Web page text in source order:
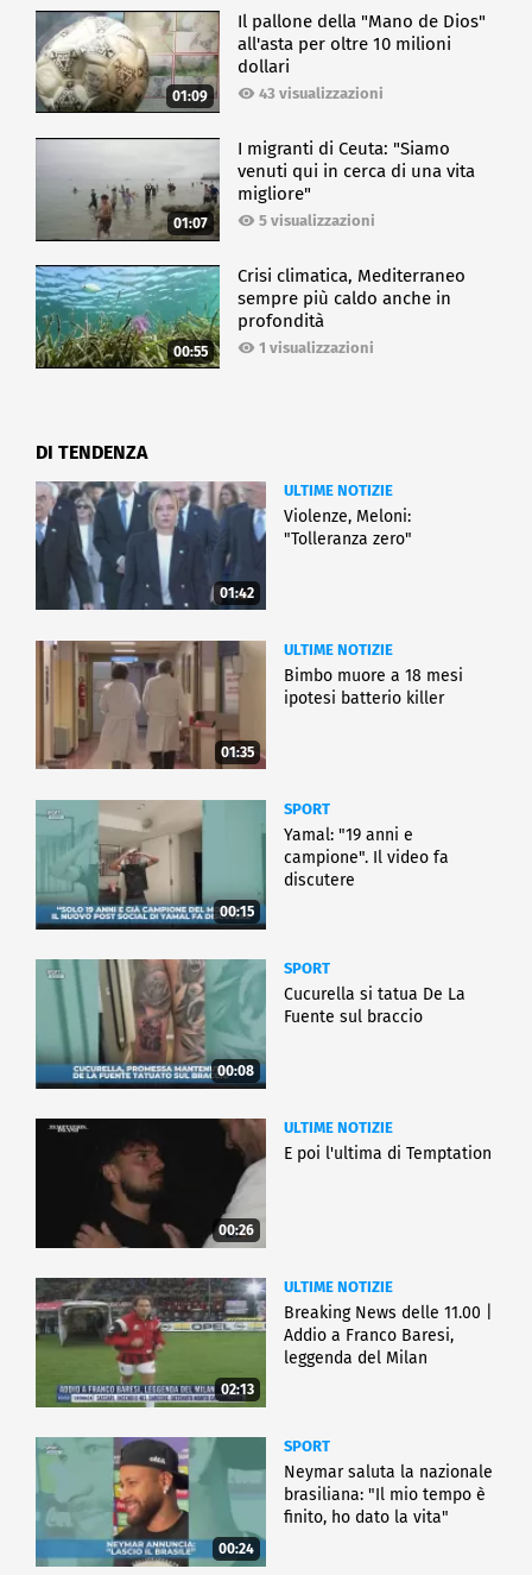
01:09
Il pallone della "Mano de Dios"
all'asta per oltre 10 milioni
dollari
43 visualizzazioni
01:07
I migranti di Ceuta: "Siamo
venuti qui in cerca di una vita
migliore"
5 visualizzazioni
00:55
Crisi climatica, Mediterraneo
sempre più caldo anche in
profondità
1 visualizzazioni
DI TENDENZA
01:42
ULTIME NOTIZIE
Violenze, Meloni:
"Tolleranza zero"
01:35
ULTIME NOTIZIE
Bimbo muore a 18 mesi
ipotesi batterio killer
00:15
SPORT
Yamal: "19 anni e
campione". Il video fa
discutere
00:08
SPORT
Cucurella si tatua De La
Fuente sul braccio
00:26
ULTIME NOTIZIE
E poi l'ultima di Temptation
02:13
ULTIME NOTIZIE
Breaking News delle 11.00 |
Addio a Franco Baresi,
leggenda del Milan
00:24
SPORT
Neymar saluta la nazionale
brasiliana: "Il mio tempo è
finito, ho dato la vita"